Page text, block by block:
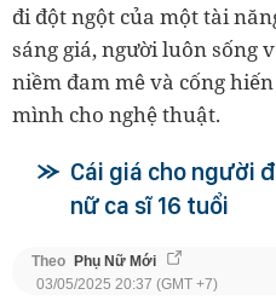
đi đột ngột của một tài
sáng giá, người luôn sống
niềm đam mê và cống
mình cho nghệ thuật.
Cái giá cho người
nữ ca sĩ 16 tuổi
Theo Phụ Nữ Mới
03/05/2025 20:37 (GMT +7)